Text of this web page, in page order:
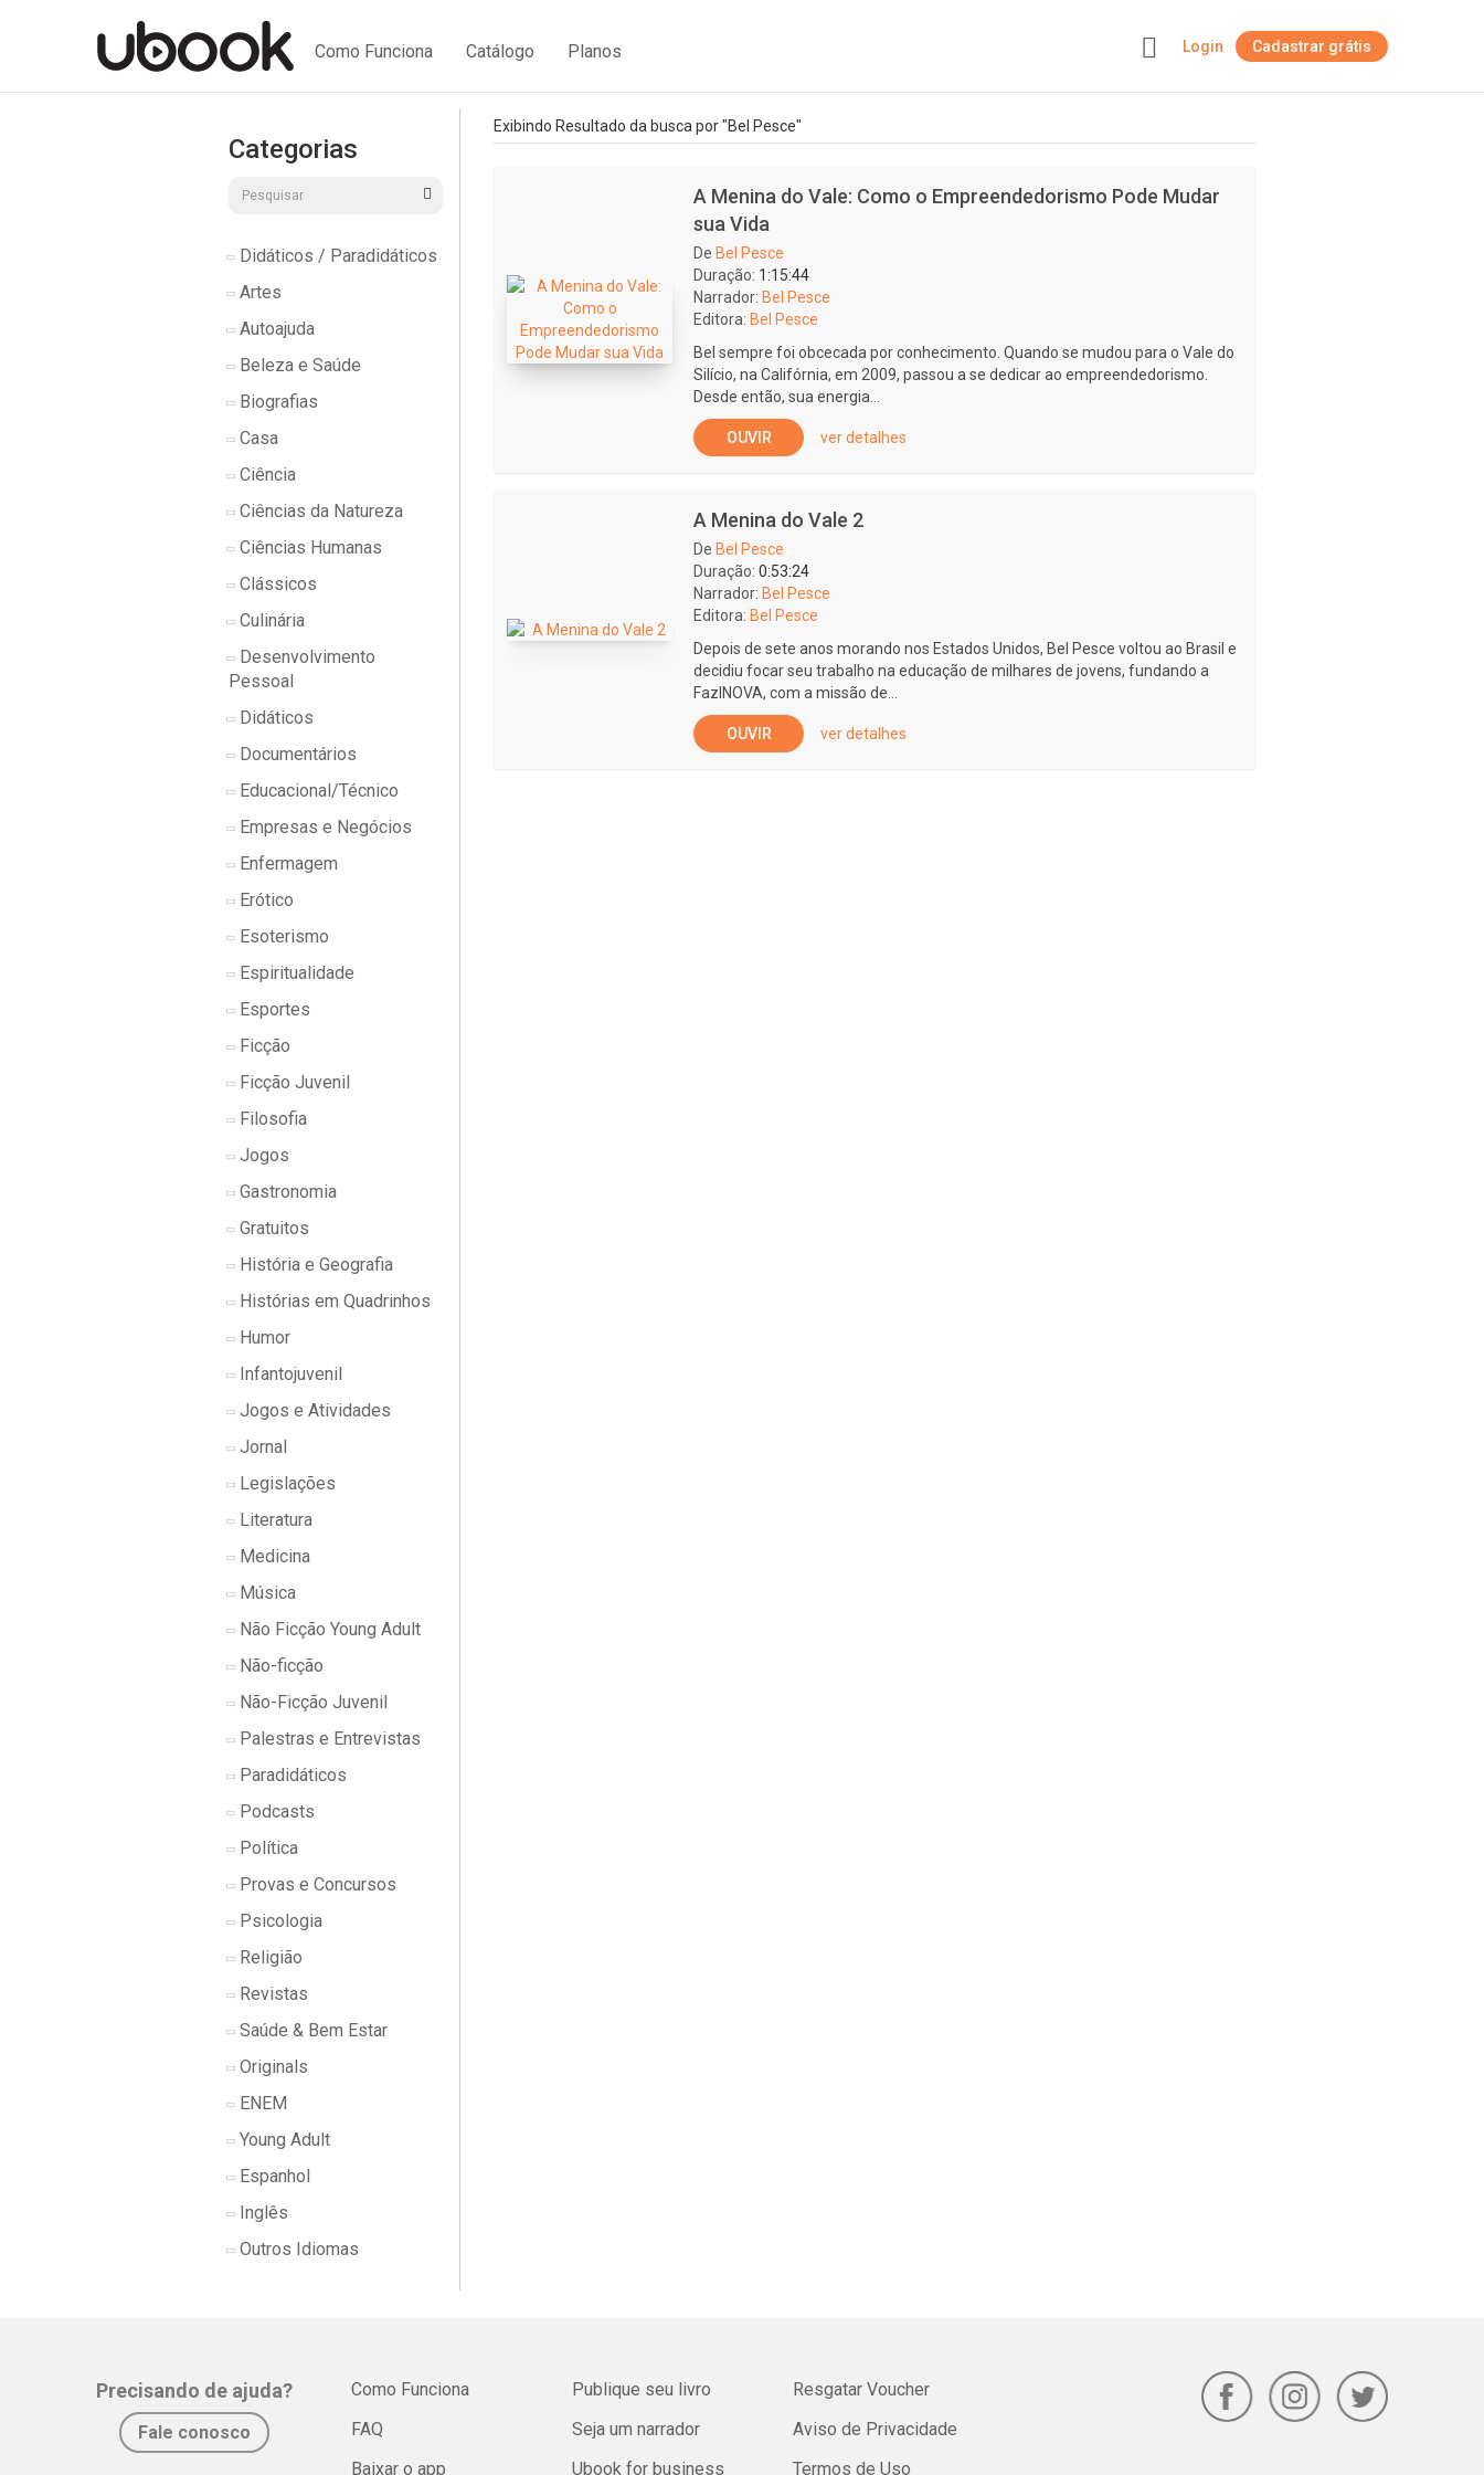
Como Funciona Catálogo Planos Login Cadastrar grátis
Categorias
Didáticos / Paradidáticos
Artes
Autoajuda
Beleza e Saúde
Biografias
Casa
Ciência
Ciências da Natureza
Ciências Humanas
Clássicos
Culinária
Desenvolvimento
Pessoal
Didáticos
Documentários
Educacional/Técnico
Empresas e Negócios
Enfermagem
Erótico
Esoterismo
Espiritualidade
Esportes
Ficção
Ficção Juvenil
Filosofia
Jogos
Gastronomia
Gratuitos
História e Geografia
Histórias em Quadrinhos
Humor
Infantojuvenil
Jogos e Atividades
Jornal
Legislações
Literatura
Medicina
Música
Não Ficção Young Adult
Não-ficção
Não-Ficção Juvenil
Palestras e Entrevistas
Paradidáticos
Podcasts
Política
Provas e Concursos
Psicologia
Religião
Revistas
Saúde & Bem Estar
Originals
ENEM
Young Adult
Espanhol
Inglês
Outros Idiomas
Exibindo Resultado da busca por "Bel Pesce"
A Menina do Vale: Como o Empreendedorismo Pode Mudar
sua Vida
De Bel Pesce
Duração: 1:15:44
Narrador: Bel Pesce
Editora: Bel Pesce
Bel sempre foi obcecada por conhecimento. Quando se mudou para o Vale do
Silício, na Califórnia, em 2009, passou a se dedicar ao empreendedorismo.
Desde então, sua energia...
OUVIR ver detalhes
A Menina do Vale 2
De Bel Pesce
Duração: 0:53:24
Narrador: Bel Pesce
Editora: Bel Pesce
Depois de sete anos morando nos Estados Unidos, Bel Pesce voltou ao Brasil e
decidiu focar seu trabalho na educação de milhares de jovens, fundando a
FazINOVA, com a missão de...
OUVIR ver detalhes
Precisando de ajuda?
Fale conosco
Como Funciona
FAQ
Baixar o app
Publique seu livro
Seja um narrador
Ubook for business
Resgatar Voucher
Aviso de Privacidade
Termos de Uso